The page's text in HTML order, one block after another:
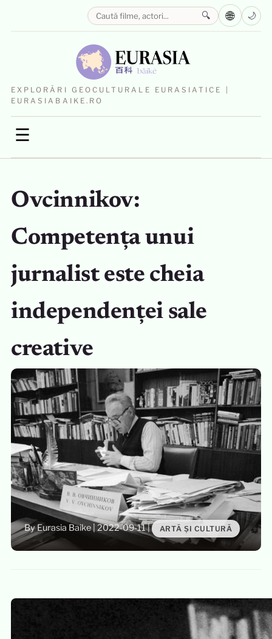
EXPLORĂRI GEOCULTURALE EURASIATICE |
EURASIABAIKE.RO
☰
🔍 🌐 🌙
Ovcinnikov:
Competența unui
jurnalist este cheia
independenței sale
creative
By Eurasia Baike| 2022-09-11| ARTĂ ȘI CULTURĂ